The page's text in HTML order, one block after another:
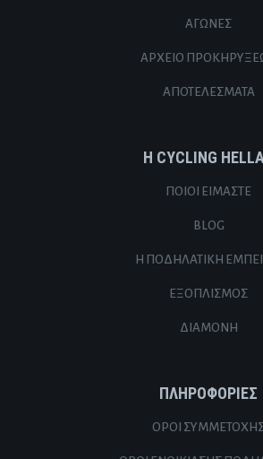
ΑΓΏΝΕΣ
ΑΡΧΕΊΟ
ΑΠΟΤΕΛΈΣΜΑΤΑ
Η CYCLING
ΠΟΙΟΙ ΕΊΜΑΣΤΕ
BLOG
Η ΠΟΔΗΛΑΤΙΚΉ
ΕΞΟΠΛΙΣΜΌΣ
ΔΙΑΜΟΝΉ
ΠΛΗΡΟΦΟΡΊΕΣ
ΌΡΟΙ